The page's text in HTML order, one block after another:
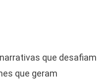
que desafiam
que geram